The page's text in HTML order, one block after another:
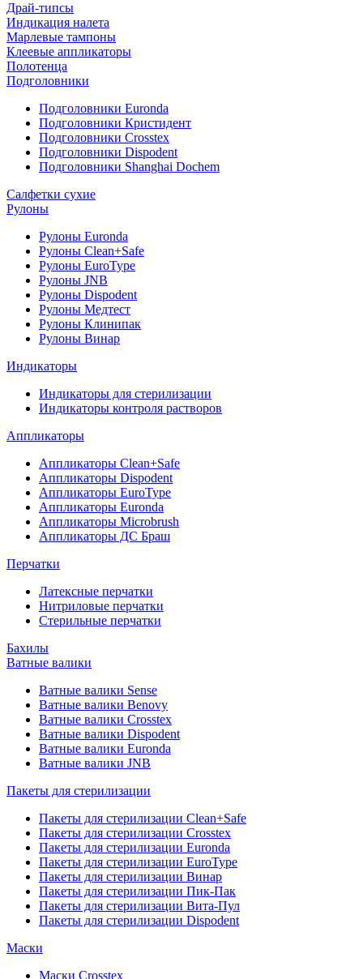
Драй-типсы
Индикация налета
Марлевые тампоны
Клеевые аппликаторы
Полотенца
Подголовники
Подголовники Euronda
Подголовники Кристидент
Подголовники Crosstex
Подголовники Dispodent
Подголовники Shanghai Dochem
Салфетки сухие
Рулоны
Рулоны Euronda
Рулоны Clean+Safe
Рулоны EuroType
Рулоны JNB
Рулоны Dispodent
Рулоны Медтест
Рулоны Клинипак
Рулоны Винар
Индикаторы
Индикаторы для стерилизации
Индикаторы контроля растворов
Аппликаторы
Аппликаторы Clean+Safe
Аппликаторы Dispodent
Аппликаторы EuroType
Аппликаторы Euronda
Аппликаторы Microbrush
Аппликаторы ДС Браш
Перчатки
Латексные перчатки
Нитриловые перчатки
Стерильные перчатки
Бахилы
Ватные валики
Ватные валики Sense
Ватные валики Benovy
Ватные валики Crosstex
Ватные валики Dispodent
Ватные валики Euronda
Ватные валики JNB
Пакеты для стерилизации
Пакеты для стерилизации Clean+Safe
Пакеты для стерилизации Crosstex
Пакеты для стерилизации Euronda
Пакеты для стерилизации EuroType
Пакеты для стерилизации Винар
Пакеты для стерилизации Пик-Пак
Пакеты для стерилизации Вита-Пул
Пакеты для стерилизации Dispodent
Маски
Маски Crosstex